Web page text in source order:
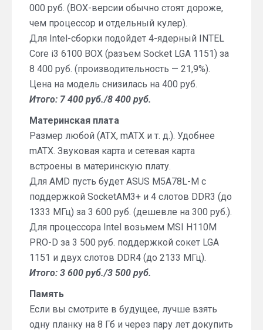
000 руб. (BOX-версии обычно стоят дороже,
чем процессор и отдельный кулер).
Для Intel-сборки подойдет 4-ядерный INTEL
Core i3 6100 BOX (разъем Socket LGA 1151) за
8 400 руб. (производительность — 21,9%).
Цена на модель снизилась на 400 руб.
Итого: 7 400 руб./8 400 руб.
Материнская плата
Размер любой (ATX, mATX и т. д.). Удобнее
mATX. Звуковая карта и сетевая карта
встроены в материнскую плату.
Для AMD пусть будет ASUS M5A78L-M с
поддержкой SocketAM3+ и 4 слотов DDR3 (до
1333 МГц) за 3 600 руб. (дешевле на 300 руб.).
Для процессора Intel возьмем MSI H110M
PRO-D за 3 500 руб. поддержкой сокет LGA
1151 и двух слотов DDR4 (до 2133 МГц).
Итого: 3 600 руб./3 500 руб.
Память
Если вы смотрите в будущее, лучше взять
одну планку на 8 Гб и через пару лет докупить